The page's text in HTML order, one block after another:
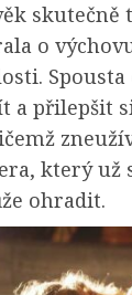
skutečně
o
Spousta
a přilepšit
který už
ohradit.